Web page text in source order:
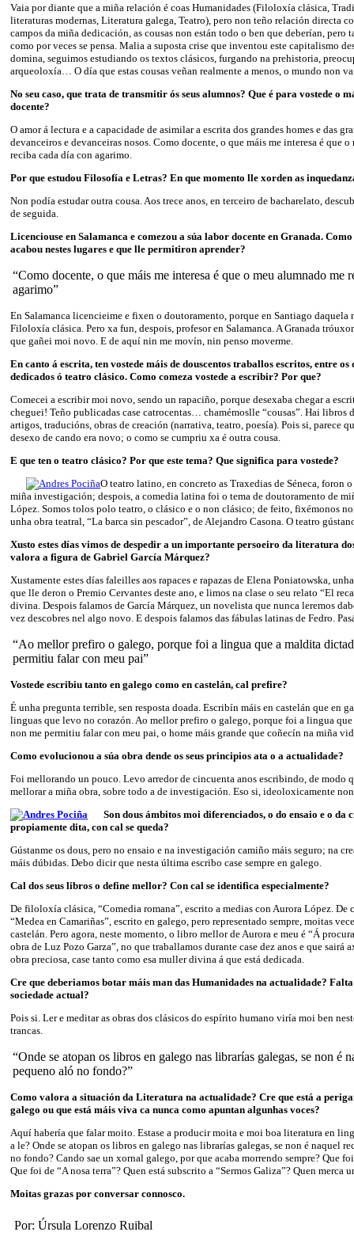
Vaia por diante que a miña relación é coas Humanidades (Filoloxía clásica,
literaturas modernas, Literatura galega, Teatro), pero non teño relación directa
campos da miña dedicación, as cousas non están todo o ben que deberían, pero
como por veces se pensa. Malia a suposta crise que inventou este capitalismo
domina, seguimos estudiando os textos clásicos, furgando na prehistoria,
arqueoloxía… O día que estas cousas veñan realmente a menos, o mundo non
No seu caso, que trata de transmitir ós seus alumnos? Que é para vostede o
docente?
O amor á lectura e a capacidade de asimilar a escrita dos grandes homes e das
devanceiros e devanceiras nosos. Como docente, o que máis me interesa é que
reciba cada día con agarimo.
Por que estudou Filosofía e Letras? En que momento lle xorden as
Non podía estudar outra cousa. Aos trece anos, en terceiro de bacharelato,
de seguida.
Licenciouse en Salamanca e comezou a súa labor docente en Granada.
acabou nestes lugares e que lle permitiron aprender?
“Como docente, o que máis me interesa é que o meu alumnado me
agarimo”
En Salamanca licencieime e fixen o doutoramento, porque en Santiago daquela
Filoloxía clásica. Pero xa fun, despois, profesor en Salamanca. A Granada
que gañei moi novo. E de aquí nin me movín, nin penso moverme.
En canto á escrita, ten vostede máis de douscentos traballos escritos, entre os
dedicados ó teatro clásico. Como comeza vostede a escribir? Por que?
Comecei a escribir moi novo, sendo un rapaciño, porque desexaba chegar a
cheguei! Teño publicadas case catrocentas… chamémoslle “cousas”. Hai libros
artigos, traducións, obras de creación (narrativa, teatro, poesía). Pois si, parece
desexo de cando era novo; o como se cumpriu xa é outra cousa.
E que ten o teatro clásico? Por que este tema? Que significa para vostede?
O teatro latino, en concreto as Traxedias de Séneca, foron
miña investigación; despois, a comedia latina foi o tema de doutoramento de
López. Somos tolos polo teatro, o clásico e o non clásico; de feito, fixémonos
unha obra teatral, “La barca sin pescador”, de Alejandro Casona. O teatro
Xusto estes días vimos de despedir a un importante persoeiro da literatura
valora a figura de Gabriel García Márquez?
Xustamente estes días faleilles aos rapaces e rapazas de Elena Poniatowska,
que lle deron o Premio Cervantes deste ano, e limos na clase o seu relato “El
divina. Despois falamos de García Márquez, un novelista que nunca leremos
vez descobres nel algo novo. E despois falamos das fábulas latinas de Fedro.
“Ao mellor prefiro o galego, porque foi a lingua que a maldita
permitiu falar con meu pai”
Vostede escribiu tanto en galego como en castelán, cal prefire?
É unha pregunta terrible, sen resposta doada. Escribín máis en castelán que en
linguas que levo no corazón. Ao mellor prefiro o galego, porque foi a lingua
non me permitiu falar con meu pai, o home máis grande que coñecín na miña
Como evolucionou a súa obra dende os seus principios ata o a actualidade?
Foi mellorando un pouco. Levo arredor de cincuenta anos escribindo, de modo
mellorar a miña obra, sobre todo a de investigación. Eso si, ideoloxicamente
Son dous ámbitos moi diferenciados, o do ensaio e o
propiamente dita, con cal se queda?
Gústanme os dous, pero no ensaio e na investigación camiño máis seguro; na
máis dúbidas. Debo dicir que nesta última escribo case sempre en galego.
Cal dos seus libros o define mellor? Con cal se identifica especialmente?
De filoloxía clásica, “Comedia romana”, escrito a medias con Aurora López. De
“Medea en Camariñas”, escrito en galego, pero representado sempre, moitas
castelán. Pero agora, neste momento, o libro mellor de Aurora e meu é “Á
obra de Luz Pozo Garza”, no que traballamos durante case dez anos e que sairá
obra preciosa, case tanto como esa muller divina á que está dedicada.
Cre que deberiamos botar máis man das Humanidades na actualidade?
sociedade actual?
Pois si. Ler e meditar as obras dos clásicos do espírito humano viría moi ben
trancas.
“Onde se atopan os libros en galego nas librarías galegas, se non é
pequeno aló no fondo?”
Como valora a situación da Literatura na actualidade? Cre que está a
galego ou que está máis viva ca nunca como apuntan algunhas voces?
Aquí habería que falar moito. Estase a producir moita e moi boa literatura en
a le? Onde se atopan os libros en galego nas librarías galegas, se non é naquel
no fondo? Cando sae un xornal galego, por que acaba morrendo sempre? Que
Que foi de “A nosa terra”? Quen está subscrito a “Sermos Galiza”? Quen merca
Moitas grazas por conversar connosco.
Por: Úrsula Lorenzo Ruibal